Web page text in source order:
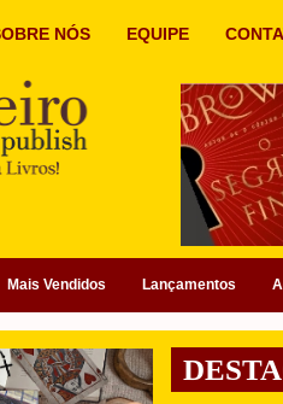
NÓS EQUIPE
Mais Vendidos Lançamentos